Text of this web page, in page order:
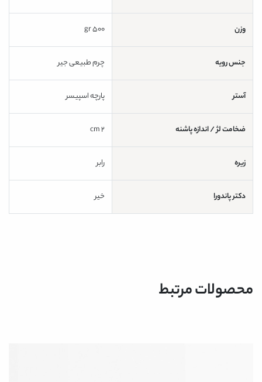
وزن 500 gr
جنس رویه چرم طبیعی جیر
آستر پارچه اسپیسر
ضخامت لژ / اندازه پاشنه
زیره رابر
دکتر پاندورا خیر
محصولات مرتبط